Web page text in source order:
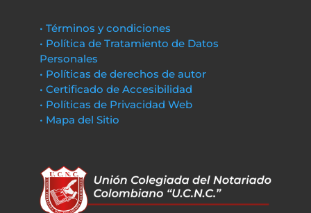
• Términos y condiciones
• Política de Tratamiento de Datos
Personales
• Políticas de derechos de autor
• Certificado de Accesibilidad
• Políticas de Privacidad Web
• Mapa del Sitio